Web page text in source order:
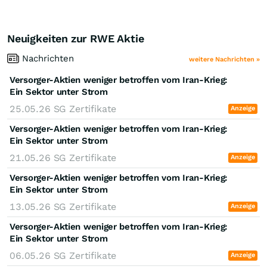
Neuigkeiten zur RWE Aktie
Nachrichten weitere Nachrichten »
Versorger-Aktien weniger betroffen vom Iran-Krieg:
Ein Sektor unter Strom
25.05.26 SG Zertifikate Anzeige
Versorger-Aktien weniger betroffen vom Iran-Krieg:
Ein Sektor unter Strom
21.05.26 SG Zertifikate Anzeige
Versorger-Aktien weniger betroffen vom Iran-Krieg:
Ein Sektor unter Strom
13.05.26 SG Zertifikate Anzeige
Versorger-Aktien weniger betroffen vom Iran-Krieg:
Ein Sektor unter Strom
06.05.26 SG Zertifikate Anzeige